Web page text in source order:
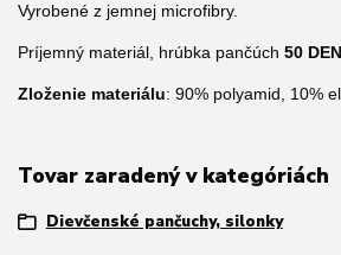
Vyrobené z jemnej microfibry.
Príjemný materiál, hrúbka pančúch 50
Zloženie materiálu: 90% polyamid, 10%
Tovar zaradený v kategóriách
Dievčenské pančuchy, silonky